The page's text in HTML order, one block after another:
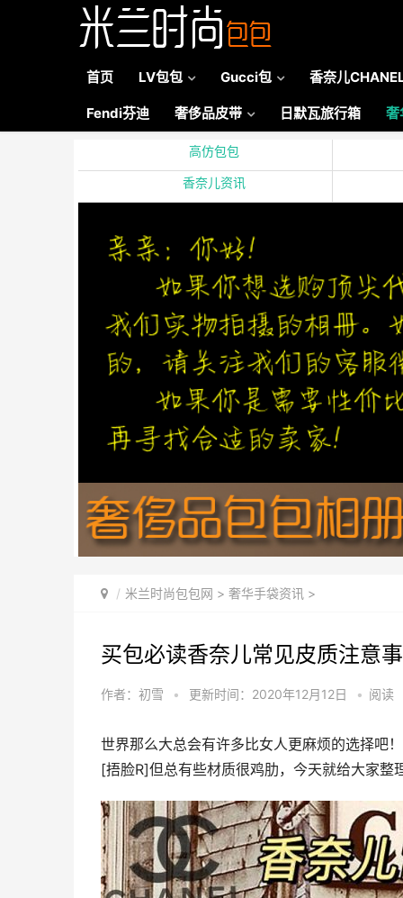
首页 LV包包 Gucci包 香奈儿
Fendi芬迪 奢侈品皮带 日默瓦旅行箱 奢
高仿包包
香奈儿资讯
米兰时尚包包网 > 奢华手袋资讯 >
买包必读香奈儿常见皮质注意
作者：初雪 • 更新时间：2020年12月12日 • 阅读
世界那么大总会有许多比女人更麻烦的选择吧
[捂脸R]但总有些材质很鸡肋，今天就给大家